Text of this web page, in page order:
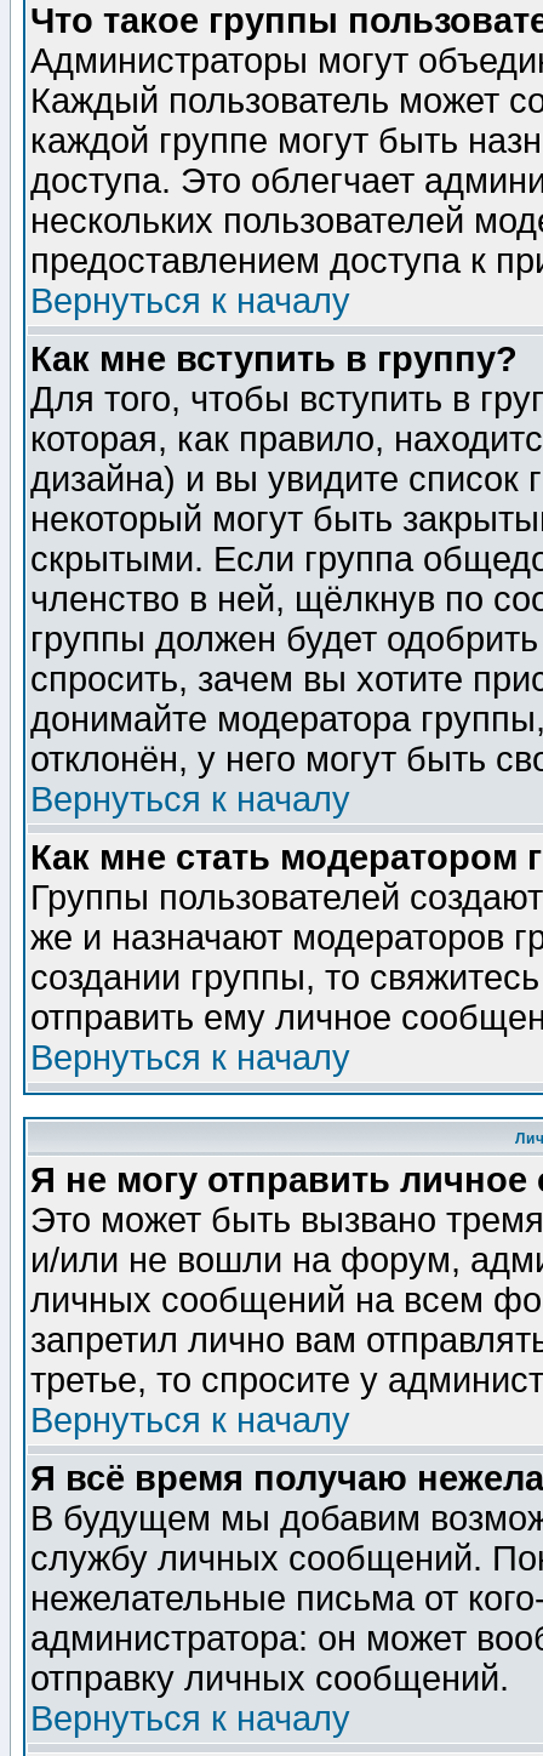
Что такое группы
Администраторы могут
Каждый пользователь может
каждой группе могут быть
доступа. Это облегчает
нескольких пользователей
предоставлением доступа к
Вернуться к началу
Как мне вступить в группу?
Для того, чтобы вступить в
которая, как правило,
дизайна) и вы увидите список
некоторый могут быть
скрытыми. Если группа
членство в ней, щёлкнув по
группы должен будет
спросить, зачем вы хотите
донимайте модератора
отклонён, у него могут быть
Вернуться к началу
Как мне стать модератором
Группы пользователей
же и назначают модераторов
создании группы, то
отправить ему личное
Вернуться к началу
Я не могу отправить
Это может быть вызвано
и/или не вошли на форум,
личных сообщений на всем
запретил лично вам
третье, то спросите у
Вернуться к началу
Я всё время получаю
В будущем мы добавим
службу личных сообщений.
нежелательные письма от
администратора: он может
отправку личных сообщений.
Вернуться к началу